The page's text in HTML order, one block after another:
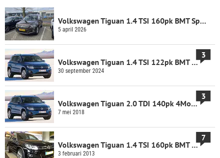
Volkswagen Tiguan 1.4 TSI 160pk BMT Sport...
5 april 2026
Volkswagen Tiguan 1.4 TSI 122pk BMT Sport...
3
30 september 2024
Volkswagen Tiguan 2.0 TDI 140pk 4Motion...
3
7 mei 2018
Volkswagen Tiguan 1.4 TSI 160pk BMT R-Line...
7
3 februari 2013